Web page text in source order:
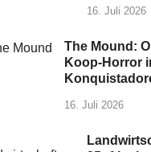
16. Juli 2026
The Mound:
Koop-Horror
16. Juli 2026